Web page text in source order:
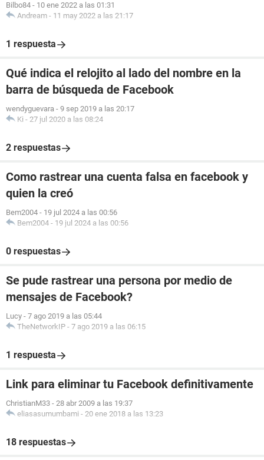
Bilbo84 - 10 ene 2022 a las 01:31
Andream - 11 may 2022 a las 21:17
1 respuesta
Qué indica el relojito al lado del nombre en la
barra de búsqueda de Facebook
wendyguevara - 9 sep 2019 a las 20:17
Ki - 27 jul 2020 a las 08:24
2 respuestas
Como rastrear una cuenta falsa en facebook y
quien la creó
Bem2004 - 19 jul 2024 a las 00:56
Bem2004 - 19 jul 2024 a las 00:56
0 respuestas
Se pude rastrear una persona por medio de
mensajes de Facebook?
Lucy - 7 ago 2019 a las 05:44
TheNetworkIP - 7 ago 2019 a las 06:15
1 respuesta
Link para eliminar tu Facebook definitivamente
ChristianM33 - 28 abr 2009 a las 19:37
eliasasumumbami - 20 ene 2018 a las 13:23
18 respuestas